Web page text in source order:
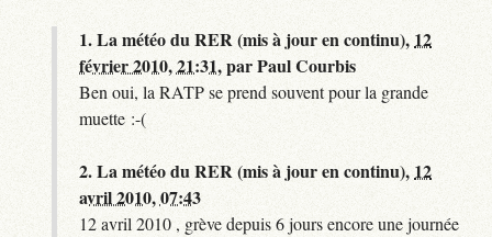
1.La météo du RER (mis à jour en continu), 12
février 2010, 21:31,parPaul Courbis
Ben oui, la RATP se prend souvent pour la grande
muette :-(
2.La météo du RER (mis à jour en continu), 12
avril 2010, 07:43
12 avril 2010 , grève depuis 6 jours encore une journée